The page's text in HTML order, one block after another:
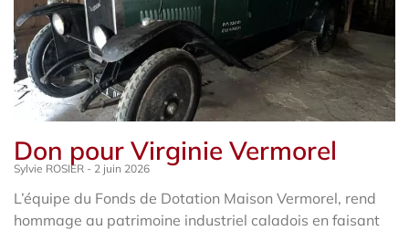
Don pour Virginie Vermorel
Sylvie ROSIER 2 juin 2026
L’équipe du Fonds de Dotation Maison Vermorel, rend
hommage au patrimoine industriel caladois en faisant